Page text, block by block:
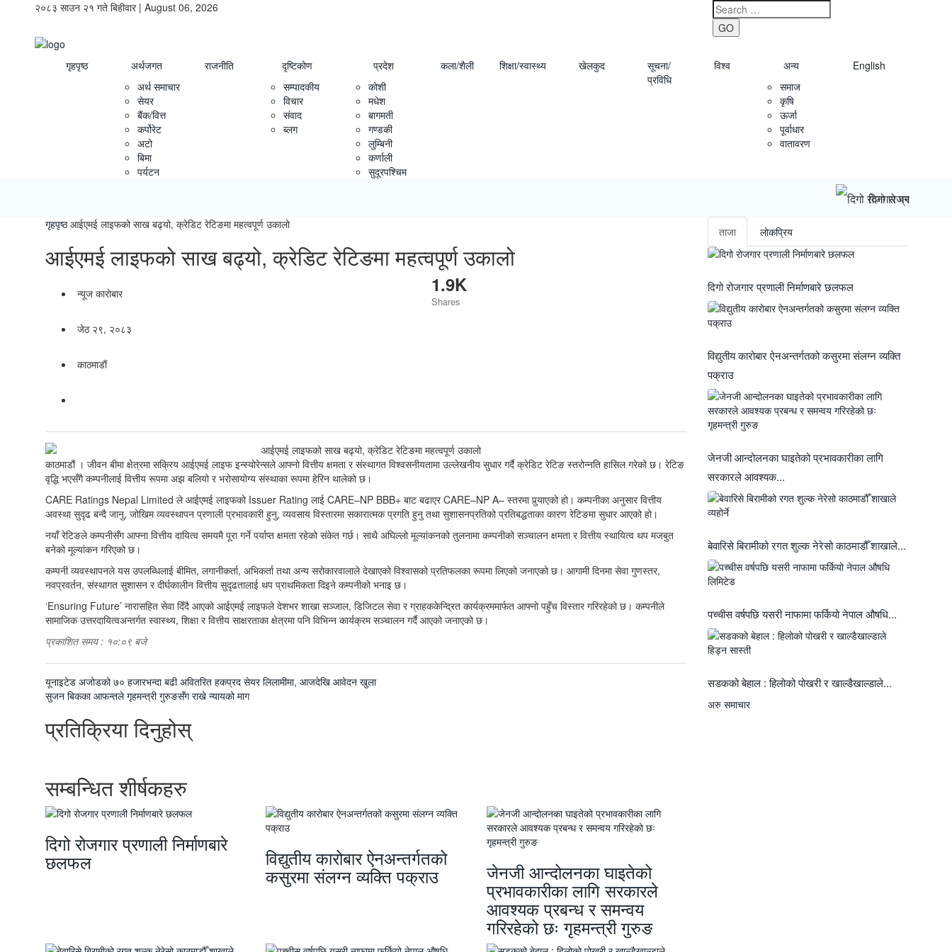
२०८३ साउन २१ गते बिहीवार | August 06, 2026
GO
गृहपृष्ठ
अर्थजगत
अर्थ समाचार
सेयर
बैंक/वित्त
कर्पोरेट
अटो
बिमा
पर्यटन
राजनीति
दृष्टिकोण
सम्पादकीय
विचार
संवाद
ब्लग
प्रदेश
कोशी
मधेश
बागमती
गण्डकी
लुम्बिनी
कर्णाली
सुदूरपश्चिम
कला/शैली शिक्षा/स्वास्थ्य खेलकुद
सूचना/
प्रविधि
विश्व
अन्य
समाज
कृषि
ऊर्जा
पूर्वाधार
वातावरण
English
दिगो रोजगार
गृहपृष्ठआईएमई लाइफको साख बढ्यो, क्रेडिट रेटिङमा महत्वपूर्ण उकालो
आईएमई लाइफको साख बढ्यो, क्रेडिट रेटिङमा महत्वपूर्ण उकालो
न्यूज काराेबार
जेठ २९, २०८३
काठमाडाैं
1.9K
Shares
काठमाडौं । जीवन बीमा क्षेत्रमा सक्रिय आईएमई लाइफ इन्स्योरेन्सले आफ्नो वित्तीय क्षमता र संस्थागत विश्वसनीयतामा उल्लेखनीय सुधार गर्दै क्रेडिट रेटिङ स्तरोन्नति हासिल गरेको छ। रेटिङ
वृद्धि भएसँगै कम्पनीलाई वित्तीय रूपमा अझ बलियो र भरोसायोग्य संस्थाका रूपमा हेरिन थालेको छ।
CARE Ratings Nepal Limited ले आईएमई लाइफको Issuer Rating लाई CARE–NP BBB+ बाट बढाएर CARE–NP A– स्तरमा पुर्‍याएको हो। कम्पनीका अनुसार वित्तीय
अवस्था सुदृढ बन्दै जानु, जोखिम व्यवस्थापन प्रणाली प्रभावकारी हुनु, व्यवसाय विस्तारमा सकारात्मक प्रगति हुनु तथा सुशासनप्रतिको प्रतिबद्धताका कारण रेटिङमा सुधार आएको हो।
नयाँ रेटिङले कम्पनीसँग आफ्ना वित्तीय दायित्व समयमै पूरा गर्ने पर्याप्त क्षमता रहेको संकेत गर्छ। साथै अघिल्लो मूल्यांकनको तुलनामा कम्पनीको सञ्चालन क्षमता र वित्तीय स्थायित्व थप मजबुत
बनेको मूल्यांकन गरिएको छ।
कम्पनी व्यवस्थापनले यस उपलब्धिलाई बीमित, लगानीकर्ता, अभिकर्ता तथा अन्य सरोकारवालाले देखाएको विश्वासको प्रतिफलका रूपमा लिएको जनाएको छ। आगामी दिनमा सेवा गुणस्तर,
नवप्रवर्तन, संस्थागत सुशासन र दीर्घकालीन वित्तीय सुदृढतालाई थप प्राथमिकता दिइने कम्पनीको भनाइ छ।
‘Ensuring Future’ नारासहित सेवा दिँदै आएको आईएमई लाइफले देशभर शाखा सञ्जाल, डिजिटल सेवा र ग्राहककेन्द्रित कार्यक्रममार्फत आफ्नो पहुँच विस्तार गरिरहेको छ। कम्पनीले
सामाजिक उत्तरदायित्वअन्तर्गत स्वास्थ्य, शिक्षा र वित्तीय साक्षरताका क्षेत्रमा पनि विभिन्न कार्यक्रम सञ्चालन गर्दै आएको जनाएको छ।
प्रकाशित समय : १०:०९ बजे
पछिल्लाे
-
यूनाइटेड अजोडको ७० हजारभन्दा बढी अवितरित हकप्रद सेयर लिलामीमा, आजदेखि आवेदन खुला
अघिल्लाे
सुजन बिकका आफन्तले गृहमन्त्री गुरुङसँग राखे न्यायको माग
प्रतिक्रिया दिनुहोस्
सम्बन्धित शीर्षकहरु
दिगो रोजगार प्रणाली निर्माणबारे
छलफल विद्युतीय कारोबार ऐनअन्तर्गतको
कसुरमा संलग्न व्यक्ति पक्राउ जेनजी आन्दोलनका घाइतेको
प्रभावकारीका लागि सरकारले
आवश्यक प्रबन्ध र समन्वय
गरिरहेको छः गृहमन्त्री गुरुङ
ताजा लाेकप्रिय
दिगो रोजगार प्रणाली निर्माणबारे छलफल
विद्युतीय कारोबार ऐनअन्तर्गतको कसुरमा संलग्न व्यक्ति
पक्राउ
जेनजी आन्दोलनका घाइतेको प्रभावकारीका लागि
सरकारले आवश्यक...
बेवारिसे बिरामीको रगत शुल्क नेरेसो काठमाडौँ शाखाले...
पच्चीस वर्षपछि यसरी नाफामा फर्कियो नेपाल औषधि...
सडकको बेहाल : हिलोको पोखरी र खाल्डैखाल्डाले...
अरु समाचार